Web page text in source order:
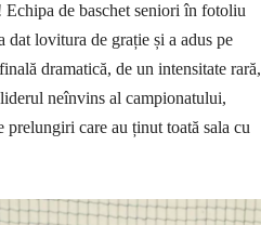
Echipa de baschet seniori în fotoliu
lovitura de grație și a adus pe
dramatică, de un intensitate rară,
neînvins al campionatului,
care au ținut toată sala cu